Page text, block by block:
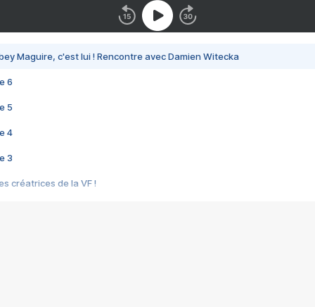
Maguire, c'est lui ! Rencontre avec Damien Witecka
6
5
4
3
créatrices de la VF !